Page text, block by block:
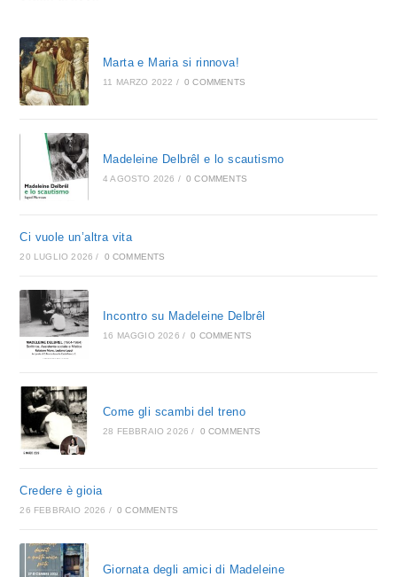
Marta e Maria si rinnova!
11 MARZO 2022 / 0 COMMENTS
Madeleine Delbrêl e lo scautismo
4 AGOSTO 2026 / 0 COMMENTS
Ci vuole un’altra vita
20 LUGLIO 2026 / 0 COMMENTS
Incontro su Madeleine Delbrêl
16 MAGGIO 2026 / 0 COMMENTS
Come gli scambi del treno
28 FEBBRAIO 2026 / 0 COMMENTS
Credere è gioia
26 FEBBRAIO 2026 / 0 COMMENTS
Giornata degli amici di Madeleine